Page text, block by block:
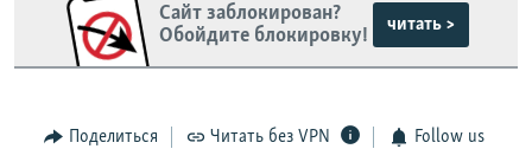
Сайт заблокирован?
Обойдите блокировку!
читать >
Поделиться Читать без VPN Follow us